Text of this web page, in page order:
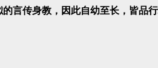
言传身教，因此自幼至长，皆品